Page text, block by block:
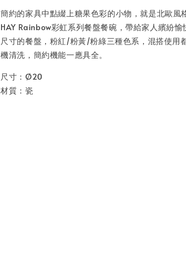
簡約的家具中點綴上糖果色彩的小物，就是北歐風
HAY Rainbow彩虹系列餐盤餐碗，帶給家人繽紛
尺寸的餐盤，粉紅/粉黃/粉綠三種色系，混搭使用
機清洗，簡約機能一應具全。
尺寸：Ø20
材質：瓷